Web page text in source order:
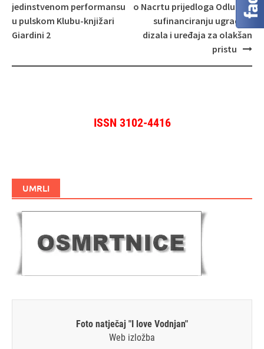
jedinstvenom performansu
u pulskom Klubu‑knjižari
Giardini 2
o Nacrtu prijedloga Odluke o
sufinanciranju ugradnje
dizala i uređaja za olakšan
pristu
ISSN 3102-4416
UMRLI
Foto natječaj "I love Vodnjan"
Web izložba